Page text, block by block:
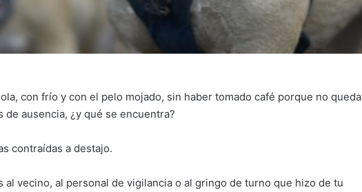
con frío y con el pelo mojado, sin haber tomado café porque no queda
de ausencia, ¿y qué se encuentra?
contraídas a destajo.
vecino, al personal de vigilancia o al gringo de turno que hizo de tu